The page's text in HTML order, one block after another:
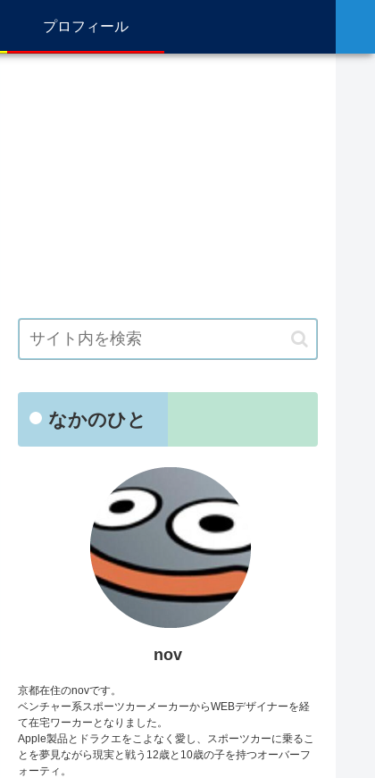
プロフィール
なかのひと
nov
京都在住のnovです。
ベンチャー系スポーツカーメーカーからWEBデザイナーを経
て在宅ワーカーとなりました。
Apple製品とドラクエをこよなく愛し、スポーツカーに乗るこ
とを夢見ながら現実と戦う12歳と10歳の子を持つオーバーフ
ォーティ。